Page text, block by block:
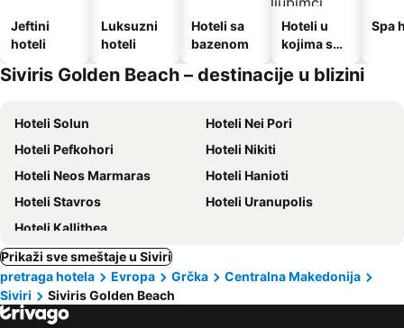
Jeftini
hoteli
Luksuzni
hoteli
Hoteli sa
bazenom
Hoteli u
kojima su
kućni
Spa
Siviris Golden Beach – destinacije u blizini
Hoteli Solun
Hoteli Nei Pori
Hoteli Pefkohori
Hoteli Nikiti
Hoteli Neos Marmaras
Hoteli Hanioti
Hoteli Stavros
Hoteli Uranupolis
Hoteli Kallithea
Prikaži sve smeštaje u Siviri
pretraga hotela
Evropa Grčka
Centralna Makedonija
Siviri
Siviris Golden Beach